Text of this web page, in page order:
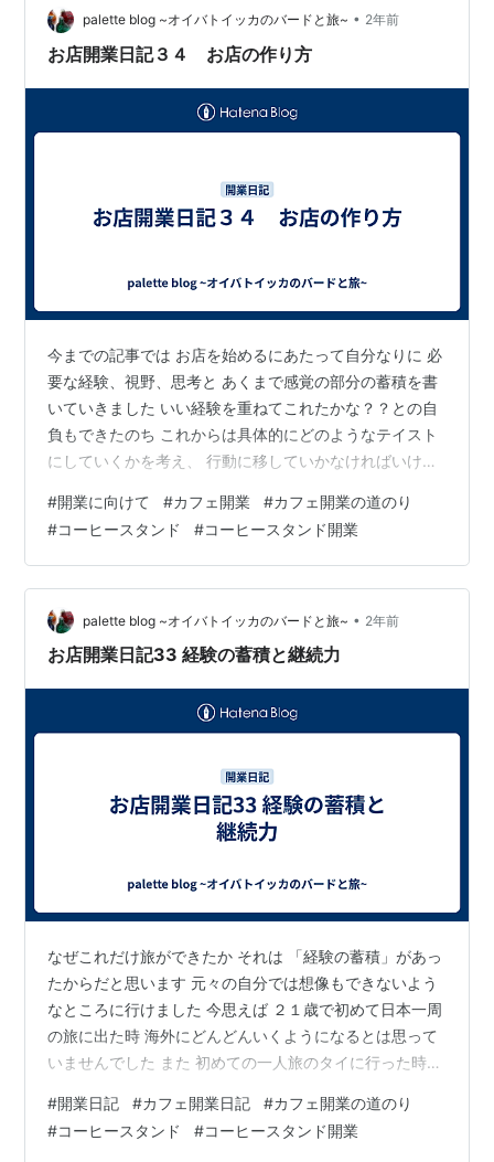
です ぱっと見のイメージ 第一印象が 自分としては大事
だと思いま…
palette blog ~オイバトイッカのバードと旅~ • 2年前
お店開業日記３４ お店の作り方
今までの記事では お店を始めるにあたって自分なりに 必
要な経験、視野、思考と あくまで感覚の部分の蓄積を書
いていきました いい経験を重ねてこれたかな？？との自
負もできたのち これからは具体的にどのようなテイスト
にしていくかを考え、 行動に移していかなければいけま
ません というので 自分の好きなものを詰め込んだものに
しようと思いました お金をかけて 作り込んだ立派な装飾
には 当たり前のようにカッコ良いものです そんな中 自
分たちで作り上げたお店には何とも言えない いい空気
感、メローな雰囲気とでもいうのでしょうか そこには明
らかに普通と違った…
#開業に向けて #カフェ開業 #カフェ開業の道のり
#コーヒースタンド #コーヒースタンド開業
palette blog ~オイバトイッカのバードと旅~ • 2年前
お店開業日記33 経験の蓄積と継続力
なぜこれだけ旅ができたか それは 「経験の蓄積」があっ
たからだと思います 元々の自分では想像もできないよう
なところに行けました 今思えば ２１歳で初めて日本一周
の旅に出た時 海外にどんどんいくようになるとは思って
いませんでした また 初めての一人旅のタイに行った時点
した そうやって足を運ぶことによって 「ここにこれた
な」 「次はあこに行きたい」 「違う文化を見たい」 い
#開業日記 #カフェ開業日記 #カフェ開業の道のり
#コーヒースタンド #コーヒースタンド開業